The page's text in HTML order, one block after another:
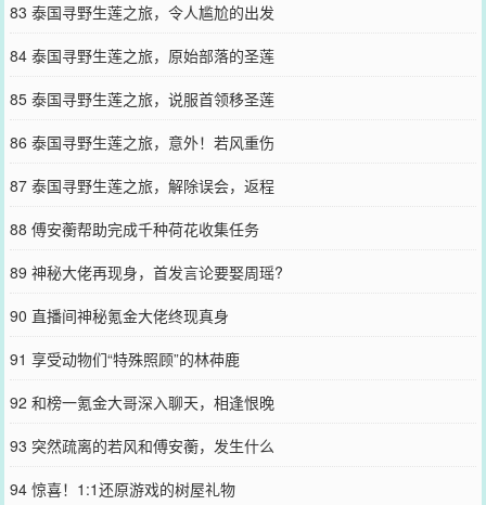
83 泰国寻野生莲之旅，令人尴尬的出发
84 泰国寻野生莲之旅，原始部落的圣莲
85 泰国寻野生莲之旅，说服首领移圣莲
86 泰国寻野生莲之旅，意外！若风重伤
87 泰国寻野生莲之旅，解除误会，返程
88 傅安蘅帮助完成千种荷花收集任务
89 神秘大佬再现身，首发言论要娶周瑶?
90 直播间神秘氪金大佬终现真身
91 享受动物们“特殊照顾”的林茽鹿
92 和榜一氪金大哥深入聊天，相逢恨晚
93 突然疏离的若风和傅安蘅，发生什么
94 惊喜！1:1还原游戏的树屋礼物